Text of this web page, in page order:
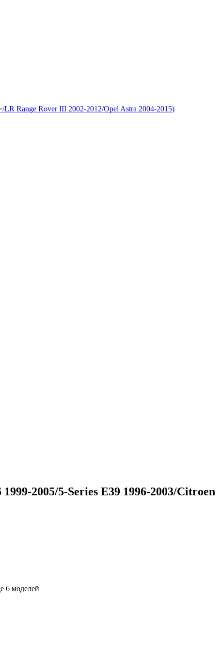
Range Rover III 2002-2012/Opel Astra 2004-2015)
2005/5-Series E39 1996-2003/Citroen
6 моделей